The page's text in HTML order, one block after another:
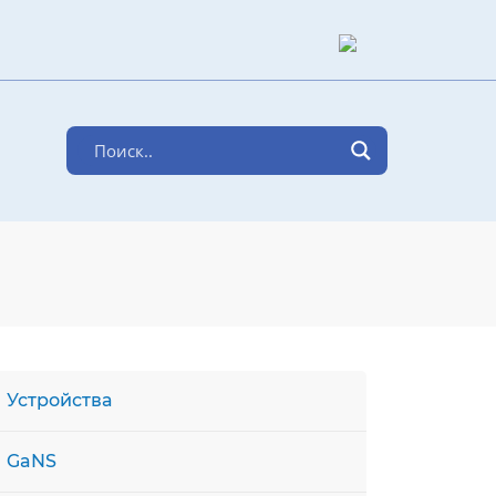
Устройства
GaNS